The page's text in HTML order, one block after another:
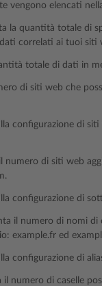
vengono elencati
la quantità totale di
correlati ai tuoi siti
totale di dati in
di siti web che
configurazione di siti
numero di siti web
configurazione di
il numero di nomi
example.fr ed
configurazione di
il numero di caselle